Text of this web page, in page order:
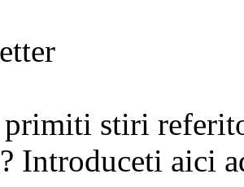
stiri
Introduceti aici